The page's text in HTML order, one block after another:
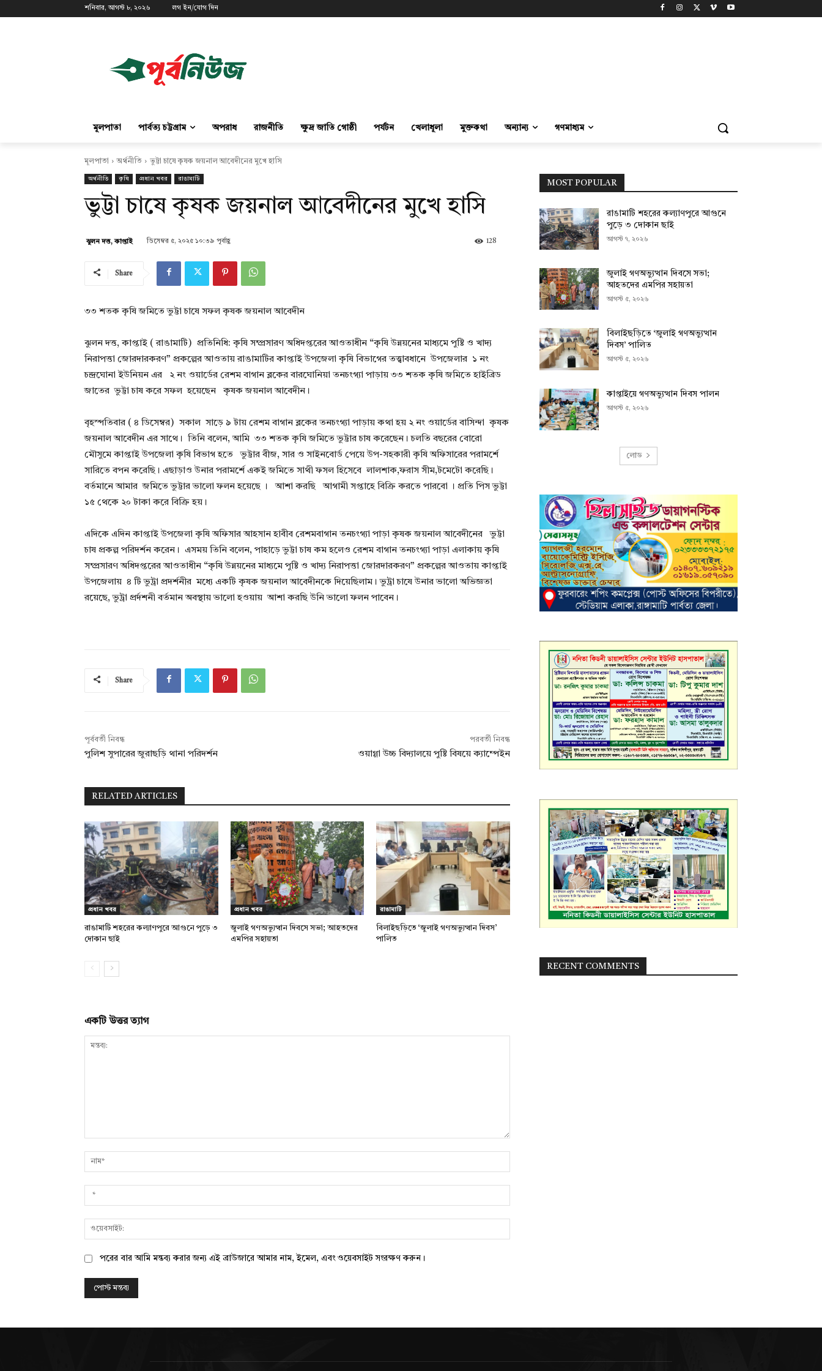
শনিবার, আগস্ট ৮, ২০২৬ লগ ইন/যোগ দিন
মূলপাতা পার্বত্য চট্টগ্রাম অপরাধ রাজনীতি ক্ষুদ্র জাতি গোষ্ঠী পর্যটন খেলাধূলা মুক্তকথা অন্যান্য গণমাধ্যম
মূলপাতা অর্থনীতি ভুট্টা চাষে কৃষক জয়নাল আবেদীনের মুখে হাসি
অর্থনীতি কৃষি প্রধান খবর রাঙামাটি
ভুট্টা চাষে কৃষক জয়নাল আবেদীনের মুখে হাসি
ঝুলন দত্ত, কাপ্তাই ডিসেম্বর ৫, ২০২৫ ১০:৩৯ পূর্বাহ্ণ 128
Share
৩৩ শতক কৃষি জমিতে ভুট্টা চাষে সফল কৃষক জয়নাল আবেদীন
ঝুলন দত্ত, কাপ্তাই ( রাঙামাটি) প্রতিনিধি: কৃষি সম্প্রসারণ অধিদপ্তরের আওতাধীন “কৃষি উন্নয়নের মাধ্যমে পুষ্টি ও খাদ্য
নিরাপত্তা জোরদারকরণ” প্রকল্পের আওতায় রাঙামাটির কাপ্তাই উপজেলা কৃষি বিভাগের তত্ত্বাবধানে উপজেলার ১ নং
চন্দ্রঘোনা ইউনিয়ন এর ২ নং ওয়ার্ডের রেশম বাগান ব্লকের বারঘোনিয়া তনচংগ্যা পাড়ায় ৩৩ শতক কৃষি জমিতে হাইব্রিড
জাতের ভুট্টা চাষ করে সফল হয়েছেন কৃষক জয়নাল আবেদীন।
বৃহস্পতিবার ( ৪ ডিসেম্বর) সকাল সাড়ে ৯ টায় রেশম বাগান ব্লকের তনচংগ্যা পাড়ায় কথা হয় ২ নং ওয়ার্ডের বাসিন্দা কৃষক
জয়নাল আবেদীন এর সাথে। তিনি বলেন, আমি ৩৩ শতক কৃষি জমিতে ভুট্টার চাষ করেছেন। চলতি বছরের বোরো
মৌসুমে কাপ্তাই উপজেলা কৃষি বিভাগ হতে ভুট্টার বীজ, সার ও সাইনবোর্ড পেয়ে উপ-সহকারী কৃষি অফিসারের পরামর্শে
সারিতে বপন করেছি। এছাড়াও উনার পরামর্শে একই জমিতে সাথী ফসল হিসেবে লালশাক,ফরাস সীম,টমেটো করেছি।
বর্তমানে আমার জমিতে ভুট্টার ভালো ফলন হয়েছে । আশা করছি আগামী সপ্তাহে বিক্রি করতে পারবো । প্রতি পিস ভুট্টা
১৫ থেকে ২০ টাকা করে বিক্রি হয়।
এদিকে এদিন কাপ্তাই উপজেলা কৃষি অফিসার আহসান হাবীব রেশমবাগান তনচংগ্যা পাড়া কৃষক জয়নাল আবেদীনের ভুট্টা
চাষ প্রকল্প পরিদর্শন করেন। এসময় তিনি বলেন, পাহাড়ে ভুট্টা চাষ কম হলেও রেশম বাগান তনচংগ্যা পাড়া এলাকায় কৃষি
সম্প্রসারণ অধিদপ্তরের আওতাধীন “কৃষি উন্নয়নের মাধ্যমে পুষ্টি ও খাদ্য নিরাপত্তা জোরদারকরণ” প্রকল্পের আওতায় কাপ্তাই
উপজেলায় ৪ টি ভুট্রা প্রদর্শনীর মধ্যে একটি কৃষক জয়নাল আবেদীনকে দিয়েছিলাম। ভুট্রা চাষে উনার ভালো অভিজ্ঞতা
রয়েছে, ভুট্রা প্রর্দশনী বর্তমান অবস্থায় ভালো হওয়ায় আশা করছি উনি ভালো ফলন পাবেন।
Share
পূর্ববর্তী নিবন্ধ
পুলিশ সুপারের জুরাছড়ি থানা পরিদর্শন
পরবর্তী নিবন্ধ
ওয়াগ্গা উচ্চ বিদ্যালয়ে পুষ্টি বিষয়ে ক্যাম্পেইন
RELATED ARTICLES
প্রধান খবর
রাঙামাটি শহরের কল্যাণপুরে আগুনে পুড়ে ৩
দোকান ছাই
প্রধান খবর
জুলাই গণঅভ্যুত্থান দিবসে সভা; আহতদের
এমপির সহায়তা
রাঙামাটি
বিলাইছড়িতে ‘জুলাই গণঅভ্যুত্থান দিবস’
পালিত
একটি উত্তর ত্যাগ
পরের বার আমি মন্তব্য করার জন্য এই ব্রাউজারে আমার নাম, ইমেল, এবং ওয়েবসাইট সংরক্ষণ করুন।
MOST POPULAR
রাঙামাটি শহরের কল্যাণপুরে আগুনে
পুড়ে ৩ দোকান ছাই
আগস্ট ৭, ২০২৬
জুলাই গণঅভ্যুত্থান দিবসে সভা;
আহতদের এমপির সহায়তা
আগস্ট ৫, ২০২৬
বিলাইছড়িতে ‘জুলাই গণঅভ্যুত্থান
দিবস’ পালিত
আগস্ট ৫, ২০২৬
কাপ্তাইয়ে গণঅভ্যুত্থান দিবস পালন
আগস্ট ৫, ২০২৬
লোড
RECENT COMMENTS